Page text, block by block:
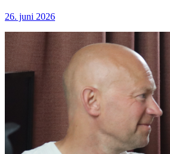
26. juni 2026